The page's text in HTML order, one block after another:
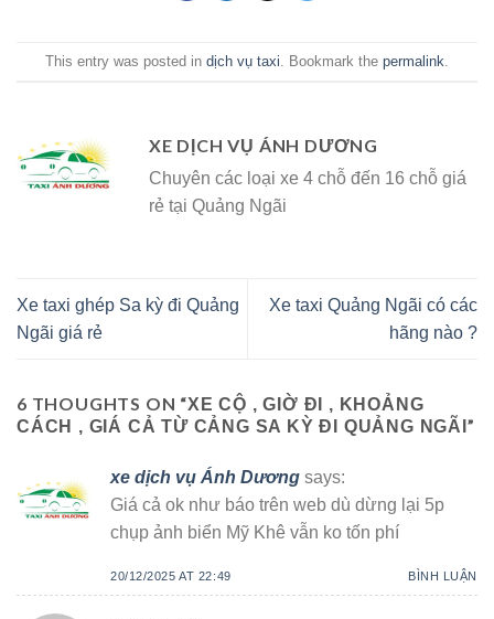
This entry was posted in dịch vụ taxi . Bookmark the permalink
XE DỊCH VỤ ÁNH DƯƠNG
Chuyên các loại xe 4 chỗ đến 16 chỗ giá
rẻ tại Quảng Ngãi
Xe taxi ghép Sa kỳ đi Quảng
Ngãi giá rẻ
Xe taxi Quảng Ngãi có các
hãng nào ?
6 THOUGHTS ON “XE CỘ , GIỜ ĐI , KHOẢNG
CÁCH , GIÁ CẢ TỪ CẢNG SA KỲ ĐI QUẢNG NGÃI ”
xe dịch vụ Ánh Dương says:
Giá cả ok như báo trên web dù dừng lại 5p
chụp ảnh biển Mỹ Khê vẫn ko tốn phí
20/12/2025 AT 22:49 BÌNH LUẬN